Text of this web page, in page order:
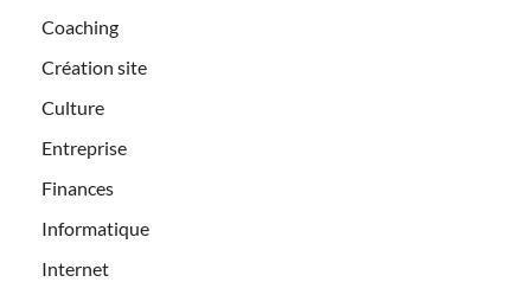
Coaching
Création site
Culture
Entreprise
Finances
Informatique
Internet